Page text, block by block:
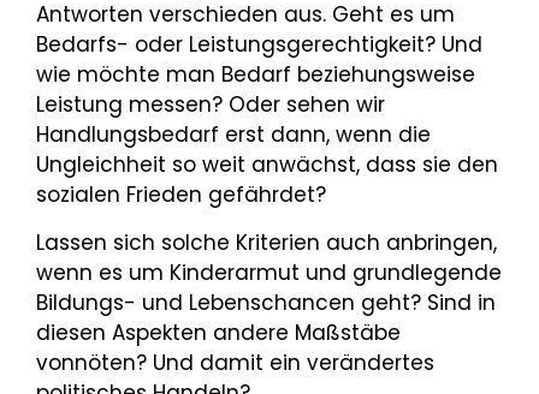
Antworten verschieden aus. Geht es um
Bedarfs- oder Leistungsgerechtigkeit? Und
wie möchte man Bedarf beziehungsweise
Leistung messen? Oder sehen wir
Handlungsbedarf erst dann, wenn die
Ungleichheit so weit anwächst, dass sie den
sozialen Frieden gefährdet?
Lassen sich solche Kriterien auch anbringen,
wenn es um Kinderarmut und grundlegende
Bildungs- und Lebenschancen geht? Sind in
diesen Aspekten andere Maßstäbe
vonnöten? Und damit ein verändertes